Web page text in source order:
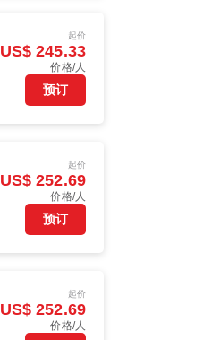
起价
US$ 245.33
价格/人
预订
起价
US$ 252.69
价格/人
预订
起价
US$ 252.69
价格/人